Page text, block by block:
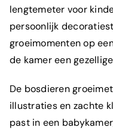
lengtemeter voor
persoonlijk
groeimomenten op
de kamer een
De bosdieren
illustraties en zachte
past in een